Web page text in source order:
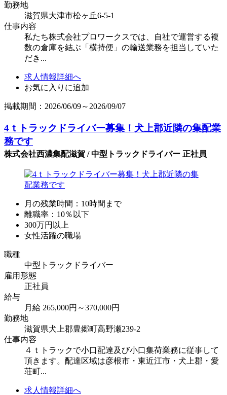
勤務地
滋賀県大津市松ヶ丘6-5-1
仕事内容
私たち株式会社プロワークスでは、自社で運営する複
数の倉庫を結ぶ「横持便」の輸送業務を担当していた
だき...
求人情報詳細へ
お気に入りに追加
掲載期間：2026/06/09～2026/09/07
4ｔトラックドライバー募集！犬上郡近隣の集配業
務です
株式会社西濃集配滋賀 / 中型トラックドライバー 正社員
月の残業時間：10時間まで
離職率：10％以下
300万円以上
女性活躍の職場
職種
中型トラックドライバー
雇用形態
正社員
給与
月給 265,000円～370,000円
勤務地
滋賀県犬上郡豊郷町高野瀬239-2
仕事内容
４ｔトラックで小口配達及び小口集荷業務に従事して
頂きます。配達区域は彦根市・東近江市・犬上郡・愛
荘町...
求人情報詳細へ